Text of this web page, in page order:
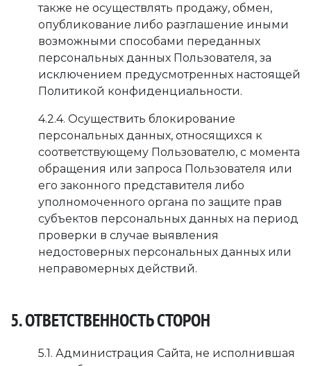
также не осуществлять продажу, обмен,
опубликование либо разглашение иными
возможными способами переданных
персональных данных Пользователя, за
исключением предусмотренных настоящей
Политикой конфиденциальности.
4.2.4. Осуществить блокирование
персональных данных, относящихся к
соответствующему Пользователю, с момента
обращения или запроса Пользователя или
его законного представителя либо
уполномоченного органа по защите прав
субъектов персональных данных на период
проверки в случае выявления
недостоверных персональных данных или
неправомерных действий.
5. ОТВЕТСТВЕННОСТЬ СТОРОН
5.1. Администрация Сайта, не исполнившая